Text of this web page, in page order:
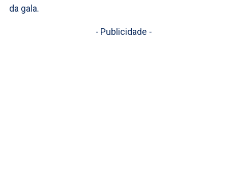
da gala.
- Publicidade -